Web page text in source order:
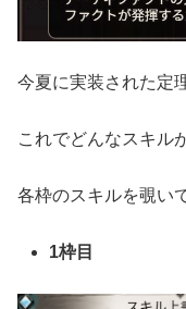
今夏に実装された定
これでどんなスキル
各枠のスキルを覗い
1枠目